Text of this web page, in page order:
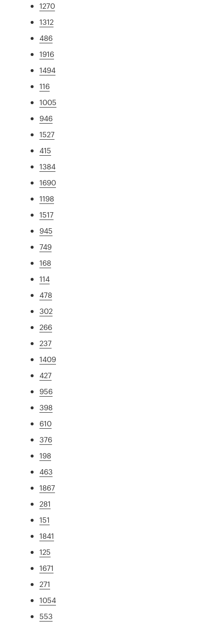
1270
1312
486
1916
1494
116
1005
946
1527
415
1384
1690
1198
1517
945
749
168
114
478
302
266
237
1409
427
956
398
610
376
198
463
1867
281
151
1841
125
1671
271
1054
553